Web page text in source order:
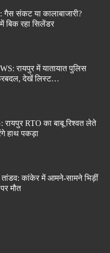
संकट या कालाबाजारी?
बिक रहा सिलेंडर
रायपुर में यातायात पुलिस
फेरबदल, देखें लिस्ट…
RTO का बाबू रिश्वत लेते
हाथ पकड़ा
कांकेर में आमने-सामने भिड़ीं
मौत